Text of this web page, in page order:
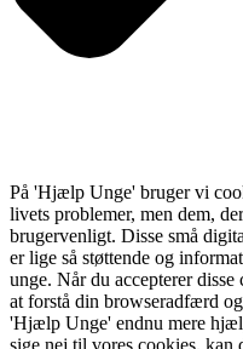
På 'Hjælp Unge' bruger vi
livets problemer, men dem,
brugervenligt. Disse små
er lige så støttende og
unge. Når du accepterer
at forstå din browseradfærd
'Hjælp Unge' endnu mere